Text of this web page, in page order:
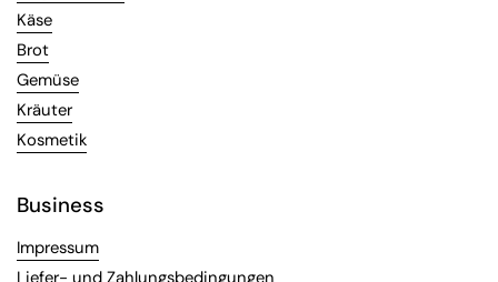
Käse
Brot
Gemüse
Kräuter
Kosmetik
Business
Impressum